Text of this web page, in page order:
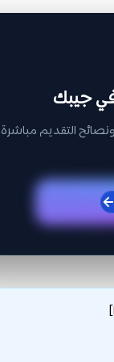
في جيبك
التقديم مباشرة
]